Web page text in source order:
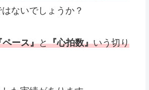
ないでしょうか？
ペース』と『心拍数』いう切り